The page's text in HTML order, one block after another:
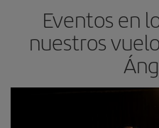
Eventos en
nuestros